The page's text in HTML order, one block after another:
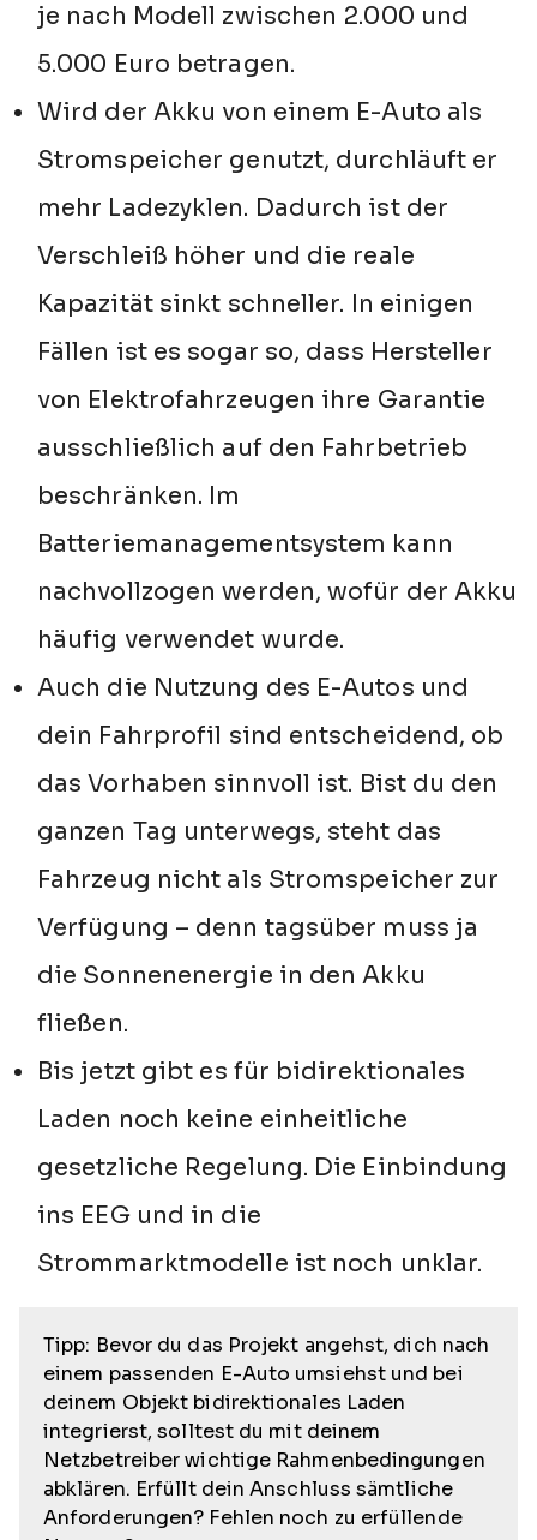
je nach Modell zwischen 2.000 und
5.000 Euro betragen.
Wird der Akku von einem E-Auto als
Stromspeicher genutzt, durchläuft er
mehr Ladezyklen. Dadurch ist der
Verschleiß höher und die reale
Kapazität sinkt schneller. In einigen
Fällen ist es sogar so, dass Hersteller
von Elektrofahrzeugen ihre Garantie
ausschließlich auf den Fahrbetrieb
beschränken. Im
Batteriemanagementsystem kann
nachvollzogen werden, wofür der Akku
häufig verwendet wurde.
Auch die Nutzung des E-Autos und
dein Fahrprofil sind entscheidend, ob
das Vorhaben sinnvoll ist. Bist du den
ganzen Tag unterwegs, steht das
Fahrzeug nicht als Stromspeicher zur
Verfügung – denn tagsüber muss ja
die Sonnenenergie in den Akku
fließen.
Bis jetzt gibt es für bidirektionales
Laden noch keine einheitliche
gesetzliche Regelung. Die Einbindung
ins EEG und in die
Strommarktmodelle ist noch unklar.
Tipp: Bevor du das Projekt angehst, dich nach
einem passenden E-Auto umsiehst und bei
deinem Objekt bidirektionales Laden
integrierst, solltest du mit deinem
Netzbetreiber wichtige Rahmenbedingungen
abklären. Erfüllt dein Anschluss sämtliche
Anforderungen? Fehlen noch zu erfüllende